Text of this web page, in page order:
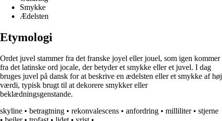
Smykke
Ædelsten
Etymologi
Ordet juvel stammer fra det franske joyel eller jouel, som igen kommer
fra det latinske ord jocale, der betyder et smykke eller et juvel. I dag
bruges juvel på dansk for at beskrive en ædelsten eller et smykke af høj
værdi, typisk brugt til at dekorere smykker eller
beklædningsgenstande.
skyline • betragtning • rekonvalescens • anfordring • milliliter• stjerne